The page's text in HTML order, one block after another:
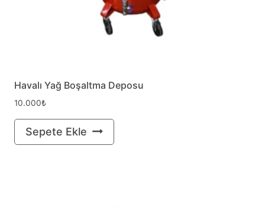
Havalı Yağ Boşaltma Deposu
10.000₺
Sepete Ekle